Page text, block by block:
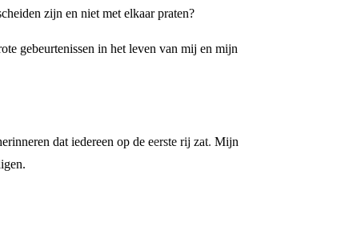
zijn en niet met elkaar praten?
gebeurtenissen in het leven van mij en mijn
dat iedereen op de eerste rij zat. Mijn